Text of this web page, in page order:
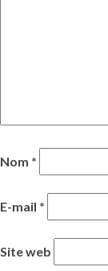
Nom *
E-mail *
Site web